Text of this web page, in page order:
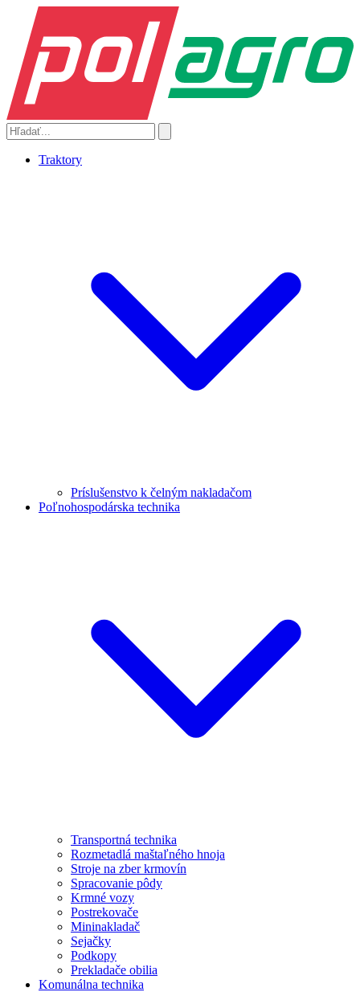
Traktory
Príslušenstvo k čelným nakladačom
Poľnohospodárska technika
Transportná technika
Rozmetadlá maštaľného hnoja
Stroje na zber krmovín
Spracovanie pôdy
Krmné vozy
Postrekovače
Mininakladač
Sejačky
Podkopy
Prekladače obilia
Komunálna technika